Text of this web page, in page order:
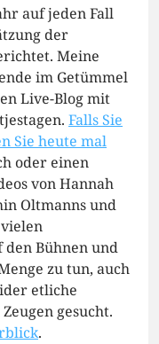
auf jeden Fall
der
Meine
im Getümmel
Live-Blog mit
Falls Sie
Sie heute mal
oder einen
von Hannah
Oltmanns und
Bühnen und
zu tun, auch
etliche
gesucht.
.